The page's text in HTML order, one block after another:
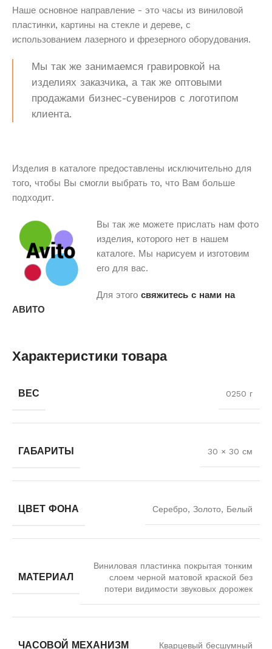
Наше основное направление - это часы из виниловой
пластинки, картины на стекле и дереве, с
использованием лазерного и фрезерного оборудования.
Мы так же занимаемся гравировкой на
изделиях заказчика, а так же оптовыми
продажами бизнес-сувениров с логотипом
клиента.
Изделия в каталоге предоставлены исключительно для
того, чтобы Вы смогли выбрать то, что Вам больше
подходит.
Вы так же можете прислать нам фото
изделия, которого нет в нашем
каталоге. Мы нарисуем и изготовим
его для вас.
Для этого свяжитесь с нами на
АВИТО
Характеристики товара
ВЕС 0250 г
ГАБАРИТЫ 30 × 30 см
ЦВЕТ ФОНА Серебро, Золото, Белый
МАТЕРИАЛ
Виниловая пластинка покрытая тонким
слоем черной матовой краской без
потери видимости звуковых дорожек
ЧАСОВОЙ МЕХАНИЗМ Кварцевый бесшумный